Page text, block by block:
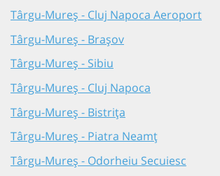
Târgu-Mureș - Cluj Napoca Aeroport
Târgu-Mureș - Brașov
Târgu-Mureș - Sibiu
Târgu-Mureș - Cluj Napoca
Târgu-Mureș - Bistrița
Târgu-Mureș - Piatra Neamț
Târgu-Mureș - Odorheiu Secuiesc